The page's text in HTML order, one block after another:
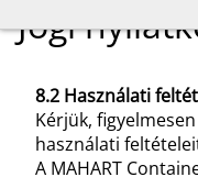
Jogi
8.2 Használati
Kérjük,
használati
A MAHART